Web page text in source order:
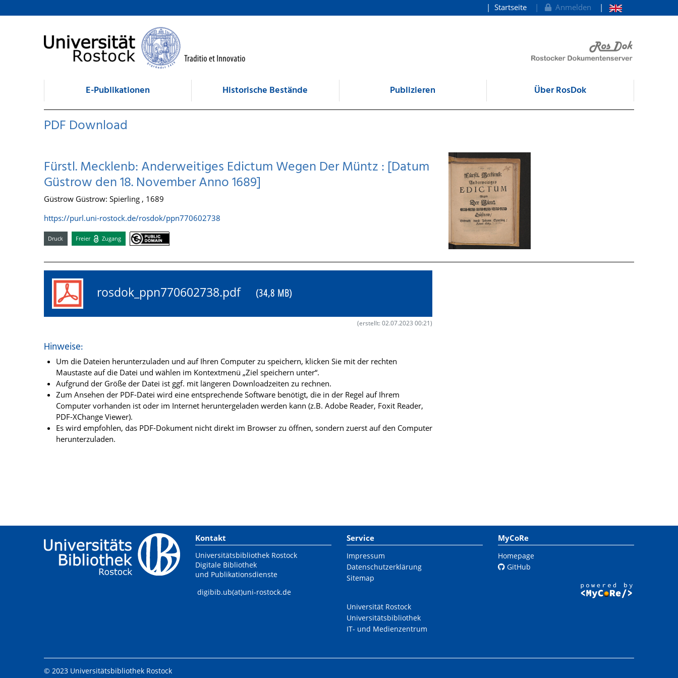
zum Inhalt
Startseite Anmelden
E-Publikationen Historische Bestände Publizieren Über RosDok
PDF Download
Fürstl. Mecklenb: Anderweitiges Edictum Wegen Der Müntz : [Datum
Güstrow den 18. November Anno 1689]
Güstrow Güstrow: Spierling , 1689
https://purl.uni-rostock.de/rosdok/ppn770602738
Druck Freier Zugang
rosdok_ppn770602738.pdf (34,8 MB)
(erstellt: 02.07.2023 00:21)
Hinweise:
Um die Dateien herunterzuladen und auf Ihren Computer zu speichern, klicken Sie mit der rechten
Maustaste auf die Datei und wählen im Kontextmenü „Ziel speichern unter“.
Aufgrund der Größe der Datei ist ggf. mit längeren Downloadzeiten zu rechnen.
Zum Ansehen der PDF-Datei wird eine entsprechende Software benötigt, die in der Regel auf Ihrem
Computer vorhanden ist oder im Internet heruntergeladen werden kann (z.B. Adobe Reader, Foxit Reader,
PDF-XChange Viewer).
Es wird empfohlen, das PDF-Dokument nicht direkt im Browser zu öffnen, sondern zuerst auf den Computer
herunterzuladen.
Kontakt
Universitätsbibliothek Rostock
Digitale Bibliothek
und Publikationsdienste
digibib.ub(at)uni-rostock.de
Service
Impressum
Datenschutzerklärung
Sitemap
Universität Rostock
Universitätsbibliothek
IT- und Medienzentrum
MyCoRe
Homepage
GitHub
© 2023 Universitätsbibliothek Rostock